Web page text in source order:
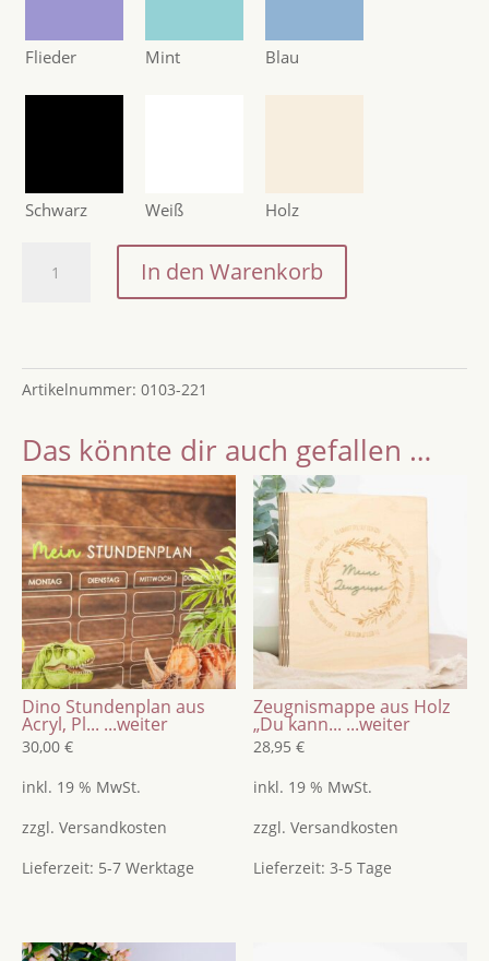
Flieder Mint Blau
Schwarz Weiß Holz
Geschenkanhänger
Zuckertüte
2026
/
zur
Einschulung
aus
Holz
/
verschiedene
Farben
Menge
In den Warenkorb
Artikelnummer: 0103-221
Das könnte dir auch gefallen …
Dino Stundenplan aus
Acryl, Pl... ...weiter
30,00 €
inkl. 19 % MwSt.
zzgl. Versandkosten
Lieferzeit: 5-7 Werktage
Zeugnismappe aus Holz
„Du kann......weiter
28,95€
inkl. 19 % MwSt.
zzgl.Versandkosten
Lieferzeit:3-5 Tage